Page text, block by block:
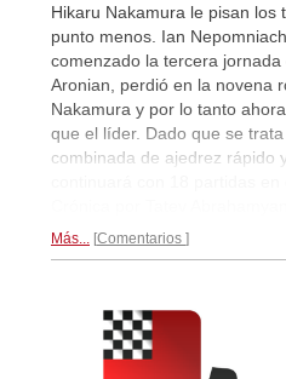
Hikaru Nakamura le pisan los
punto menos. Ian
comenzado la tercera
Aronian, perdió en la novena
Nakamura y por lo tanto
que el líder. Dado que se
combinada de ajedrez rápido
Más... Comentarios